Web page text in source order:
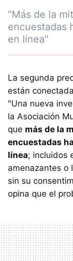
"Más de la
encuestadas
en línea"
La segunda
están
"Una nueva
la Asociación
que más de la
encuestadas
línea; incluidos
amenazantes o
sin su
opina que el